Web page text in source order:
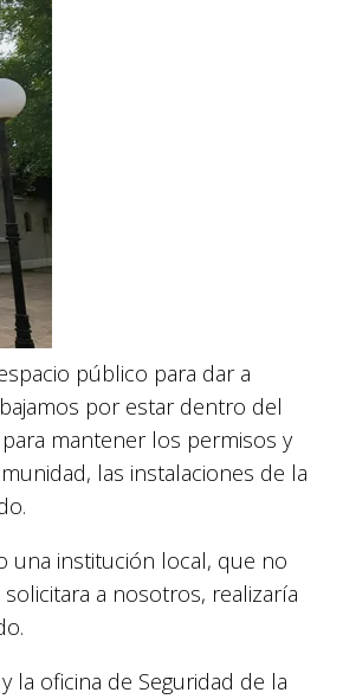
público para dar a
por estar dentro del
mantener los permisos y
las instalaciones de la
una institución local, que no
a nosotros, realizaría
la oficina de Seguridad de la